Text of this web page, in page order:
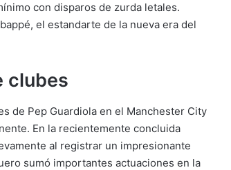
con disparos de zurda letales.
el estandarte de la nueva era del
clubes
de Pep Guardiola en el Manchester City
En la recientemente concluida
al registrar un impresionante
sumó importantes actuaciones en la